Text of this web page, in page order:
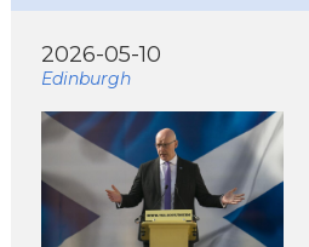
2026-05-10
Edinburgh